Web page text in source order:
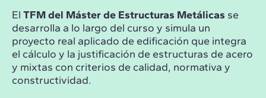
El TFM del Máster de Estructuras Metálicas se
desarrolla a lo largo del curso y simula un
proyecto real aplicado de edificación que integra
el cálculo y la justificación de estructuras de acero
y mixtas con criterios de calidad, normativa y
constructividad.